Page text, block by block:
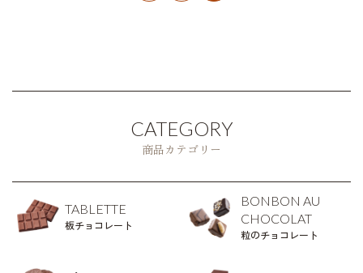
CATEGORY
商品カテゴリー
TABLETTE
板チョコレート
BONBON AU
CHOCOLAT
粒のチョコレート